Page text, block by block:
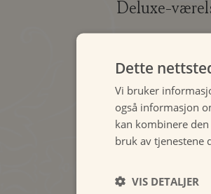
Deluxe-
deluxe-
BESTILL
Dette
Vi bruker
også informasjon
kan kombinere
bruk av tjenestene
VIS DETALJER